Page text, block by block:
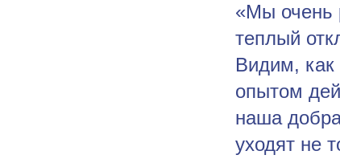
«Мы очень
теплый
Видим, как
опытом
наша
уходят не